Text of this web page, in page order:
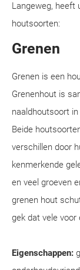
Langeweg, heeft
houtsoorten:
Grenen
Grenen is een
Grenenhout is
naaldhoutsoort
Beide
verschillen door
kenmerkende
en veel groeven
grenen hout
gek dat vele voor
Eigenschappen: